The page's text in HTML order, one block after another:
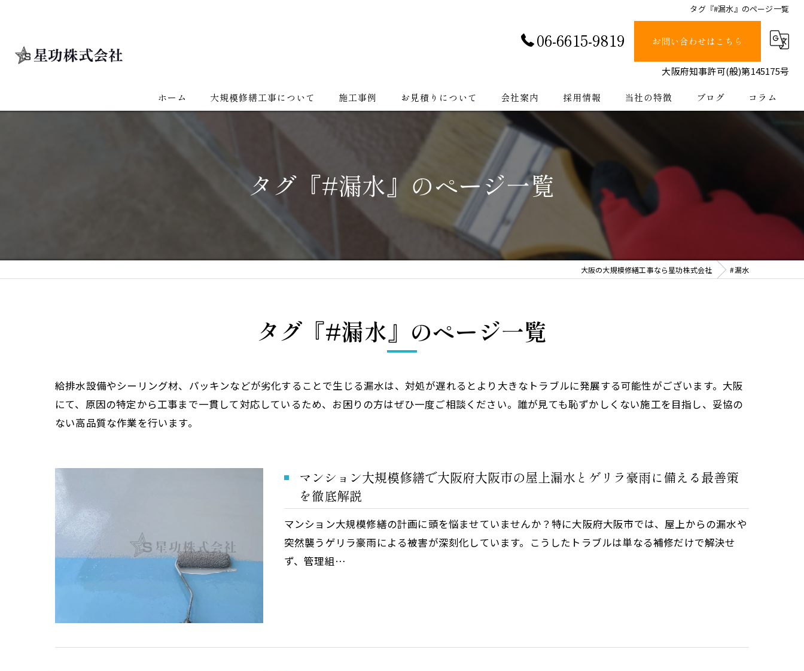
タグ『#漏水』のページ一覧
06-6615-9819 お問い合わせはこちら
大阪府知事許可(般)第145175号
ホーム 大規模修繕工事について 施工事例 お見積りについて 会社案内
会社紹介
採用情報 当社の特徴
塗装
防水
ブログ コラム
タグ『#漏水』のページ一覧
大阪の大規模修繕工事なら星功株式会社 #漏水
タグ『#漏水』のページ一覧
給排水設備やシーリング材、パッキンなどが劣化することで生じる漏水は、対処が遅れるとより大きなトラブルに発展する可能性がございます。大阪
にて、原因の特定から工事まで一貫して対応しているため、お困りの方はぜひ一度ご相談ください。誰が見ても恥ずかしくない施工を目指し、妥協の
ない高品質な作業を行います。
マンション大規模修繕で大阪府大阪市の屋上漏水とゲリラ豪雨に備える最善策
を徹底解説
マンション大規模修繕の計画に頭を悩ませていませんか？特に大阪府大阪市では、屋上からの漏水や
突然襲うゲリラ豪雨による被害が深刻化しています。こうしたトラブルは単なる補修だけで解決せ
ず、管理組…